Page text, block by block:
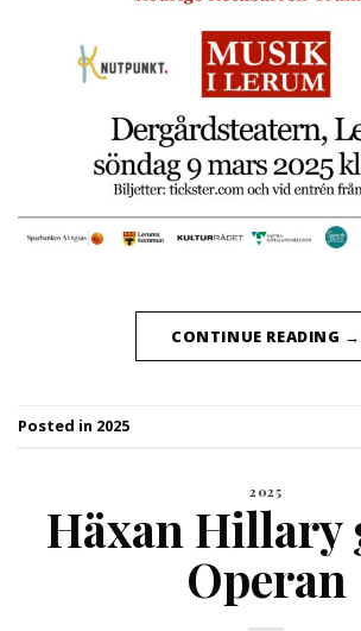
CONTINUE READING →
Posted in 2025
2025
Häxan Hillary
Operan